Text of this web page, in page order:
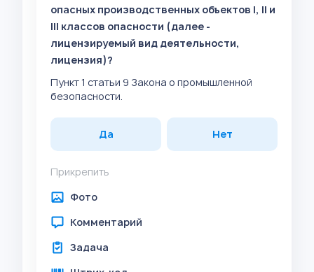
опасных производственных объектов I, II и
III классов опасности (далее -
лицензируемый вид деятельности,
лицензия)?
Пункт 1 статьи 9 Закона о промышленной
безопасности.
Да Нет
Прикрепить
Фото
Комментарий
Задача